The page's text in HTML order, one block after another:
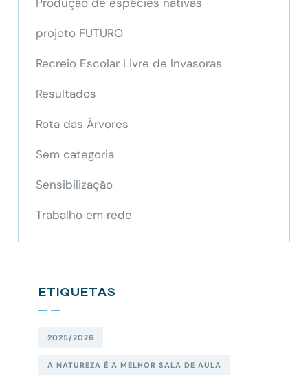
projeto FUTURO
Recreio Escolar Livre de Invasoras
Resultados
Rota das Árvores
Sem categoria
Sensibilização
Trabalho em rede
ETIQUETAS
2025/2026
A NATUREZA É A MELHOR SALA DE AULA